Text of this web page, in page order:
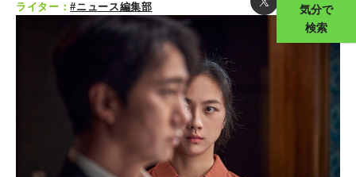
気分で
検索
ライター：#ニュース編集部